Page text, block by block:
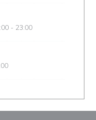
- 23:00